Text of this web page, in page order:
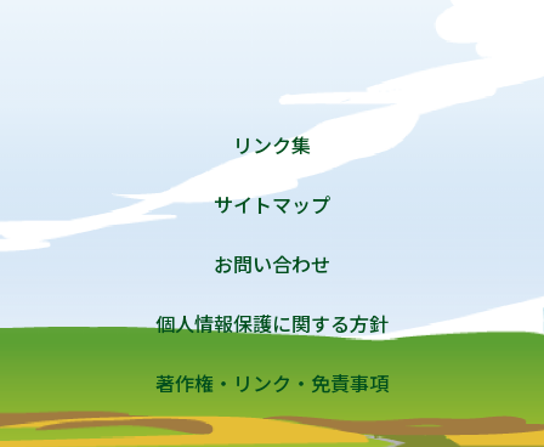
リンク集
サイトマップ
お問い合わせ
個人情報保護に関する方針
著作権・リンク・免責事項